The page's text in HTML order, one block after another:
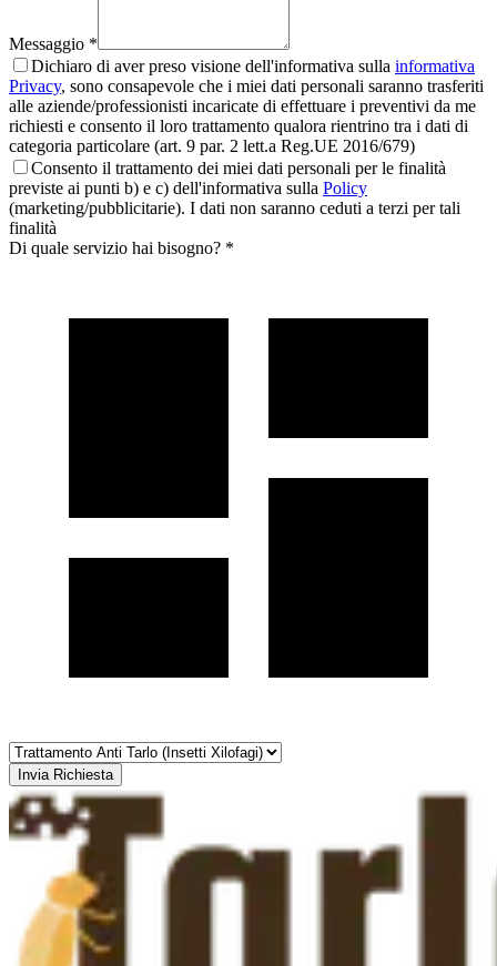
Messaggio *
Dichiaro di aver preso visione dell'informativa sulla informativa
Privacy, sono consapevole che i miei dati personali saranno trasferiti
alle aziende/professionisti incaricate di effettuare i preventivi da me
richiesti e consento il loro trattamento qualora rientrino tra i dati di
categoria particolare (art. 9 par. 2 lett.a Reg.UE 2016/679)
Consento il trattamento dei miei dati personali per le finalità
previste ai punti b) e c) dell'informativa sulla Policy
(marketing/pubblicitarie). I dati non saranno ceduti a terzi per tali
finalità
Di quale servizio hai bisogno? *
Invia Richiesta